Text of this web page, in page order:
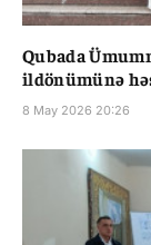
Qubada
ildönümünə
8 May 2026 20:26